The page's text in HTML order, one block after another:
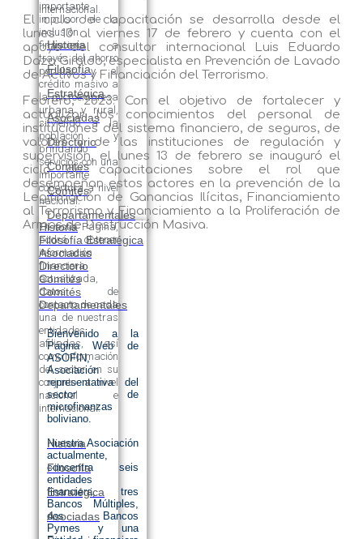
internacional.
Historia
Filosofía
Estratégica
Asociadas
Directorio
Comités
Comités
Departamentales
Historia
Filosofía Estratégica
Asociadas
Directorio
Comités
Comités
Departamentales
Bienvenido a la
Página Web de
ASOFIN,
Asociación
representativa del
sector de
microfinanzas
boliviano.
Nuestra Asociación
actualmente,
concentra seis
entidades
financiera, tres
Bancos Múltiples,
dos Bancos
Pymes y una
importante
impulsor de la
inclusión
financiera a
través del ahorro
popular y el
crédito masivo a
la microempresa
urbana y rural,
sirviendo a la
población y
brindando
servicios con una
importante
cobertura a nivel
nacional.
En esta Página,
podrá obtener
información
financiera
actualizada,
datos de
contacto de cada
una de nuestras
entidades
afiliadas, así
como información
del sector en su
conjunto a nivel
nacional e
internacional.
Historia
Filosofía
Estratégica
Asociadas
El ciclo de capacitación se desarrolla desde el
lunes 13 al viernes 17 de febrero y cuenta con el
apoyo del consultor internacional Luis Eduardo
Daza Giraldo, especialista en Prevención de Lavado
de Activos y Financiación del Terrorismo.
Febrero, 2023. Con el objetivo de fortalecer y
actualizar los conocimientos del personal de
instituciones del sistema financiero, de seguros, de
valores y de las instituciones de regulación y
supervisión, el lunes 13 de febrero se inauguró el
ciclo de capacitaciones sobre el rol que
desempeñan estos actores en la prevención de la
Legitimación de Ganancias Ilícitas, Financiamiento
al Terrorismo y Financiamiento a la Proliferación de
Armas de Destrucción Masiva.